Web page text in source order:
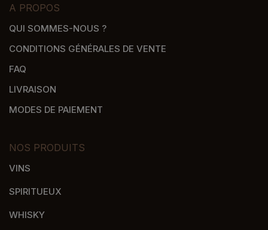
A PROPOS
QUI SOMMES-NOUS ?
CONDITIONS GÉNÉRALES DE VENTE
FAQ
LIVRAISON
MODES DE PAIEMENT
NOS PRODUITS
VINS
SPIRITUEUX
WHISKY